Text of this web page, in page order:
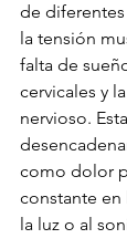
de
la tensión
falta de
cervicales y
nervioso.
como dolor
constante en
la luz o al